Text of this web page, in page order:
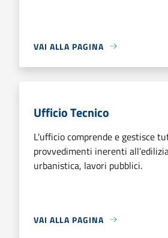
VAI ALLA PAGINA
Ufficio Tecnico
L'ufficio comprende e gestisce
provvedimenti inerenti
urbanistica, lavori pubblici.
VAI ALLA PAGINA